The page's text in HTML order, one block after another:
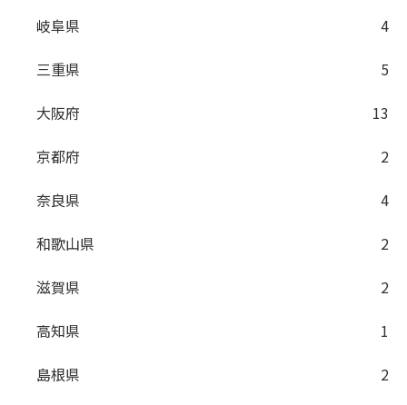
岐阜県
4
三重県
5
大阪府
13
京都府
2
奈良県
4
和歌山県
2
滋賀県
2
高知県
1
島根県
2